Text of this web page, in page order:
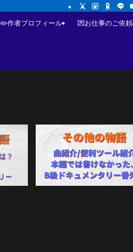
✏️作者プロフィール 💌お仕事のご依頼